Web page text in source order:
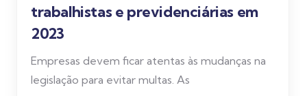
trabalhistas e previdenciárias em
2023
Empresas devem ficar atentas às mudanças na
legislação para evitar multas. As